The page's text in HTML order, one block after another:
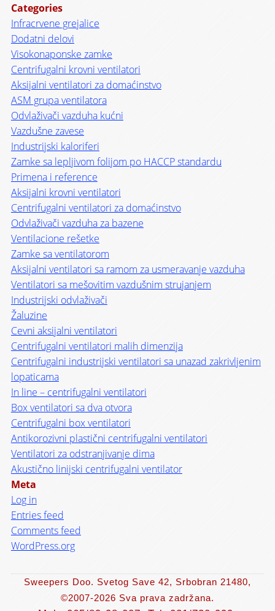
Categories
Infracrvene grejalice
Dodatni delovi
Visokonaponske zamke
Centrifugalni krovni ventilatori
Aksijalni ventilatori za domaćinstvo
ASM grupa ventilatora
Odvlaživači vazduha kućni
Vazdušne zavese
Industrijski kaloriferi
Zamke sa lepljivom folijom po HACCP standardu
Primena i reference
Aksijalni krovni ventilatori
Centrifugalni ventilatori za domaćinstvo
Odvlaživači vazduha za bazene
Ventilacione rešetke
Zamke sa ventilatorom
Aksijalni ventilatori sa ramom za usmeravanje vazduha
Ventilatori sa mešovitim vazdušnim strujanjem
Industrijski odvlaživači
Žaluzine
Cevni aksijalni ventilatori
Centrifugalni ventilatori malih dimenzija
Centrifugalni industrijski ventilatori sa unazad zakrivljenim
lopaticama
In line – centrifugalni ventilatori
Box ventilatori sa dva otvora
Centrifugalni box ventilatori
Antikorozivni plastični centrifugalni ventilatori
Ventilatori za odstranjivanje dima
Akustično linijski centrifugalni ventilator
Meta
Log in
Entries feed
Comments feed
WordPress.org
Sweepers Doo. Svetog Save 42, Srbobran 21480,
©2007-2026 Sva prava zadržana.